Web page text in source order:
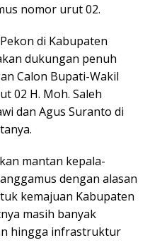
nomor urut 02.
di Kabupaten
dukungan penuh
Calon Bupati-Wakil
02 H. Moh. Saleh
dan Agus Suranto di
mantan kepala-
dengan alasan
kemajuan Kabupaten
masih banyak
hingga infrastruktur